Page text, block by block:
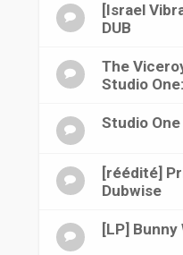
[Israel
DUB
The
Studio
Studio
[réédité]
Dubwise
[LP]